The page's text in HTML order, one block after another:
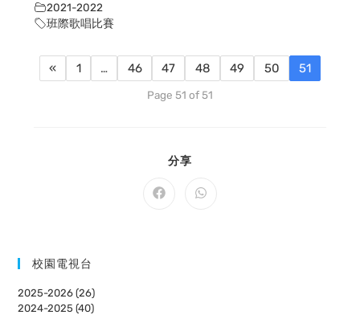
2021-2022
班際歌唱比賽
« 1 … 46 47 48 49 50 51
Page 51 of 51
分享
CONTENT
Opens
Opens
校園電視台
2025-2026 (26)
2024-2025 (40)